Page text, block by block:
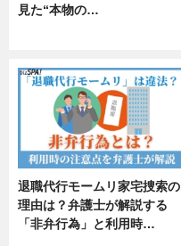
見た“本物の…
退職代行モームリ家宅捜索の
理由は？弁護士が解説する
「非弁行為」と利用時…